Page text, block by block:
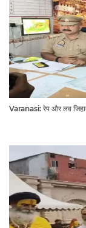
Varanasi: रेप और लव